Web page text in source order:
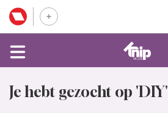
Je hebt gezocht op 'DIY'